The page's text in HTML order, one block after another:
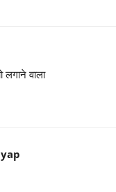
लगाने वाला